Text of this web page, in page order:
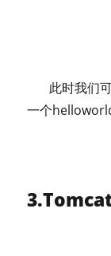
此时我们可
一个